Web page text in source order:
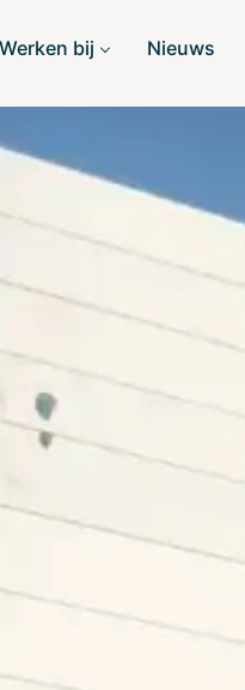
Werken bij Nieuws